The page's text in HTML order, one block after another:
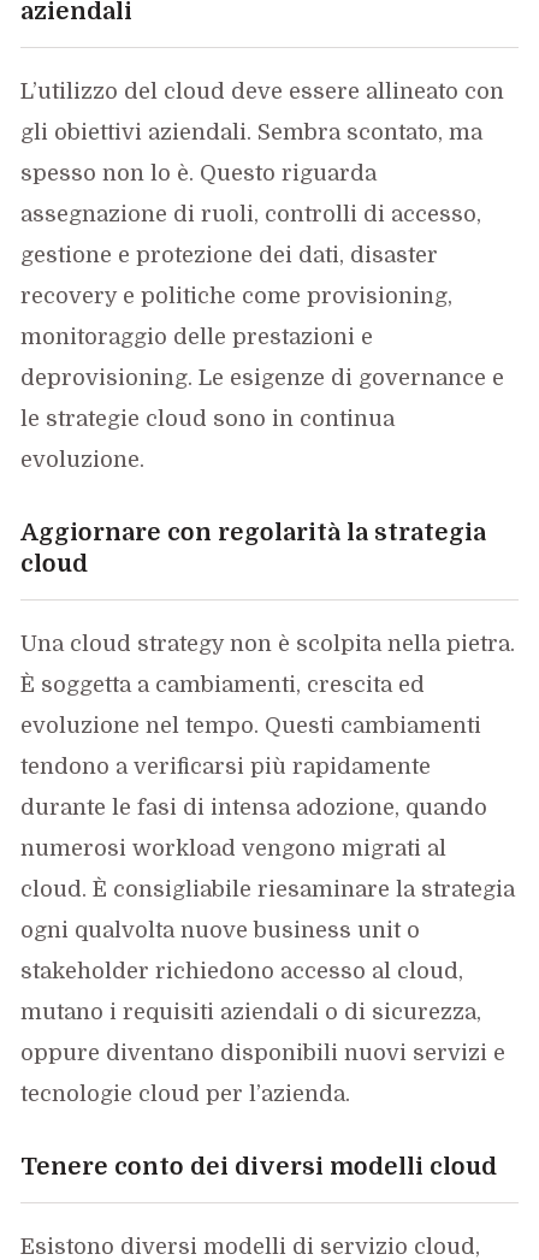
aziendali
L’utilizzo del cloud deve essere allineato con
gli obiettivi aziendali. Sembra scontato, ma
spesso non lo è. Questo riguarda
assegnazione di ruoli, controlli di accesso,
gestione e protezione dei dati, disaster
recovery e politiche come provisioning,
monitoraggio delle prestazioni e
deprovisioning. Le esigenze di governance e
le strategie cloud sono in continua
evoluzione.
Aggiornare con regolarità la strategia
cloud
Una cloud strategy non è scolpita nella pietra.
È soggetta a cambiamenti, crescita ed
evoluzione nel tempo. Questi cambiamenti
tendono a verificarsi più rapidamente
durante le fasi di intensa adozione, quando
numerosi workload vengono migrati al
cloud. È consigliabile riesaminare la strategia
ogni qualvolta nuove business unit o
stakeholder richiedono accesso al cloud,
mutano i requisiti aziendali o di sicurezza,
oppure diventano disponibili nuovi servizi e
tecnologie cloud per l’azienda.
Tenere conto dei diversi modelli cloud
Esistono diversi modelli di servizio cloud,